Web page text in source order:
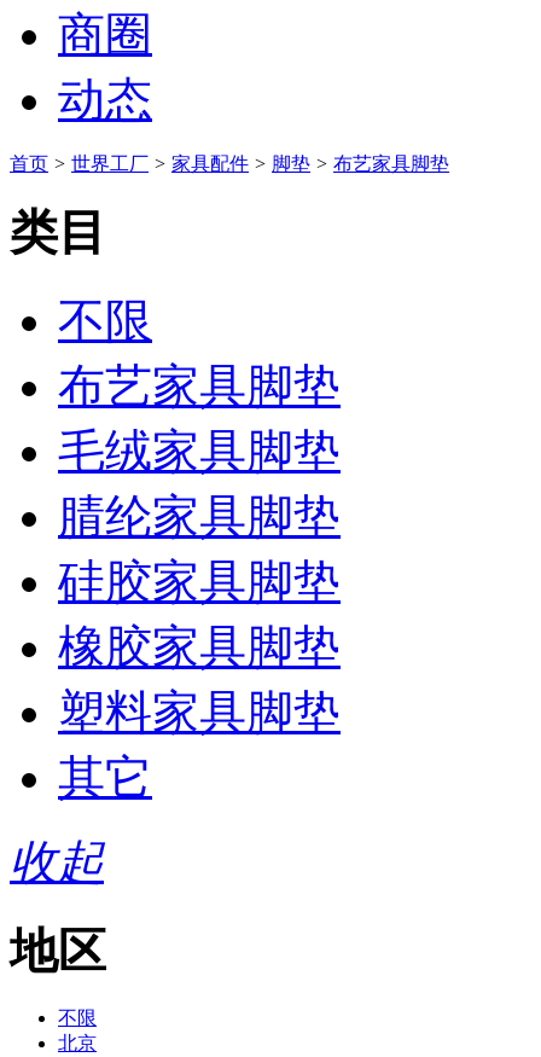
商圈
动态
首页 > 世界工厂 > 家具配件 > 脚垫 > 布艺家具脚垫
类目
不限
布艺家具脚垫
毛绒家具脚垫
腈纶家具脚垫
硅胶家具脚垫
橡胶家具脚垫
塑料家具脚垫
其它
收起
地区
不限
北京